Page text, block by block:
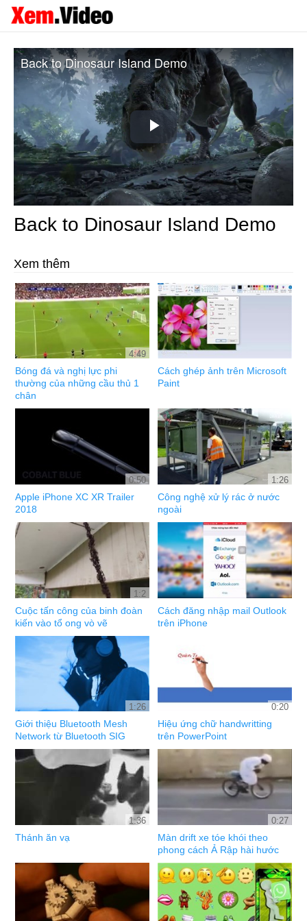
Play
Video
Back to Dinosaur Island Demo
Back to Dinosaur Island Demo
Xem thêm
4:49
Bóng đá và nghị lực phi
thường của những cầu thủ 1
chân
Cách ghép ảnh trên Microsoft
Paint
0:50
Apple iPhone XC XR Trailer
2018
1:26
Công nghệ xử lý rác ở nước
ngoài
1:2
Cuộc tấn công của binh đoàn
kiến vào tổ ong vò vẽ
Cách đăng nhập mail Outlook
trên iPhone
1:26
Giới thiệu Bluetooth Mesh
Network từ Bluetooth SIG
0:20
Hiệu ứng chữ handwritting
trên PowerPoint
1:36
Thánh ăn vạ
0:27
Màn drift xe tóe khói theo
phong cách Ả Rập hài hước